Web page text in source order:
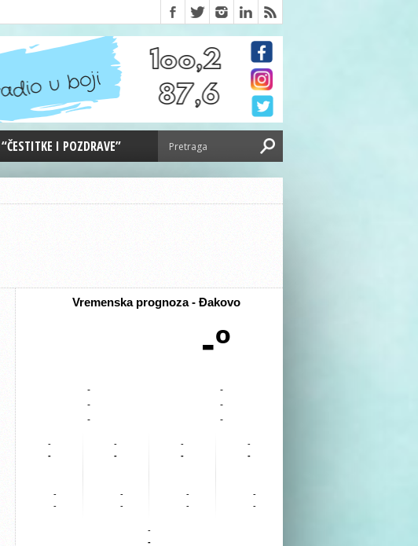
I POZDRAVE”
Vremenska prognoza - Đakovo
-º
-
-
-
-
-
-
-
-
-
-
-
-
-
-
-
-
-
-
-
-
-
-
-
-